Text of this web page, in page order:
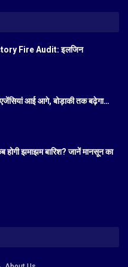
Fire Audit: इलजिन
एजेंसियां आई आगे, बोड़ाकी तक बढ़ेगा…
होगी झमाझम बारिश? जानें मानसून का